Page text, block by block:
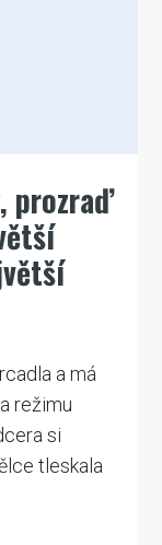
prozraď
a má
režimu
si
tleskala